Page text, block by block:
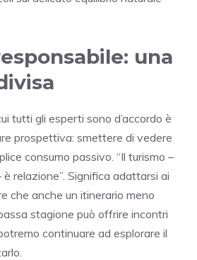
una
tutti gli esperti sono d’accordo è
prospettiva: smettere di vedere
consumo passivo. “Il turismo –
relazione”. Significa adattarsi ai
che anche un itinerario meno
stagione può offrire incontri
continuare ad esplorare il